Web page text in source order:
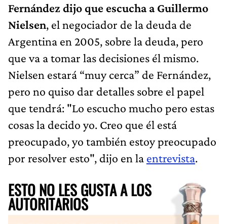
Fernández dijo que escucha a Guillermo
Nielsen, el negociador de la deuda de
Argentina en 2005, sobre la deuda, pero
que va a tomar las decisiones él mismo.
Nielsen estará “muy cerca” de Fernández,
pero no quiso dar detalles sobre el papel
que tendrá: "Lo escucho mucho pero estas
cosas la decido yo. Creo que él está
preocupado, yo también estoy preocupado
por resolver esto", dijo en la entrevista.
ESTO NO LES GUSTA A LOS
AUTORITARIOS